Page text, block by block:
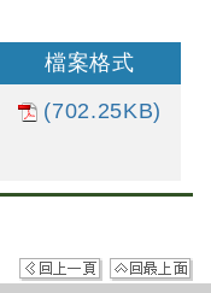
檔案格式
(702.25KB)